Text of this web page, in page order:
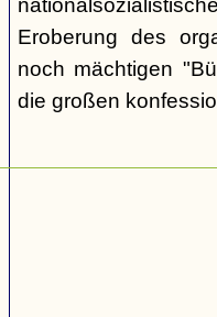
Eroberung des
noch mächtigen
die großen